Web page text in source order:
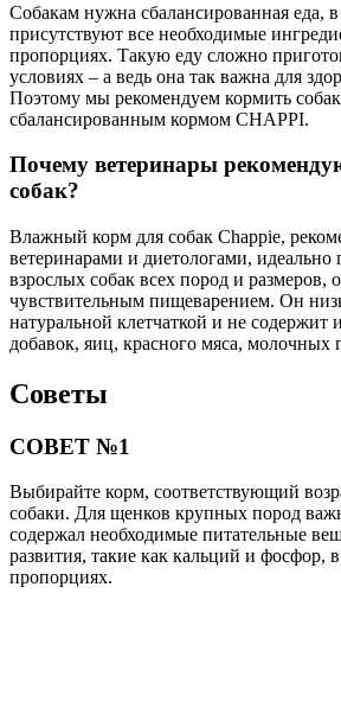
Собакам нужна сбалансированная еда, в
присутствуют все необходимые
пропорциях. Такую еду сложно
условиях – а ведь она так важна для
Поэтому мы рекомендуем кормить
сбалансированным кормом CHAPPI.
Почему ветеринары
собак?
Влажный корм для собак Chappie,
ветеринарами и диетологами, идеально
взрослых собак всех пород и размеров,
чувствительным пищеварением. Он
натуральной клетчаткой и не содержит
добавок, яиц, красного мяса, молочных
Советы
СОВЕТ №1
Выбирайте корм, соответствующий
собаки. Для щенков крупных пород
содержал необходимые питательные
развития, такие как кальций и фосфор,
пропорциях.